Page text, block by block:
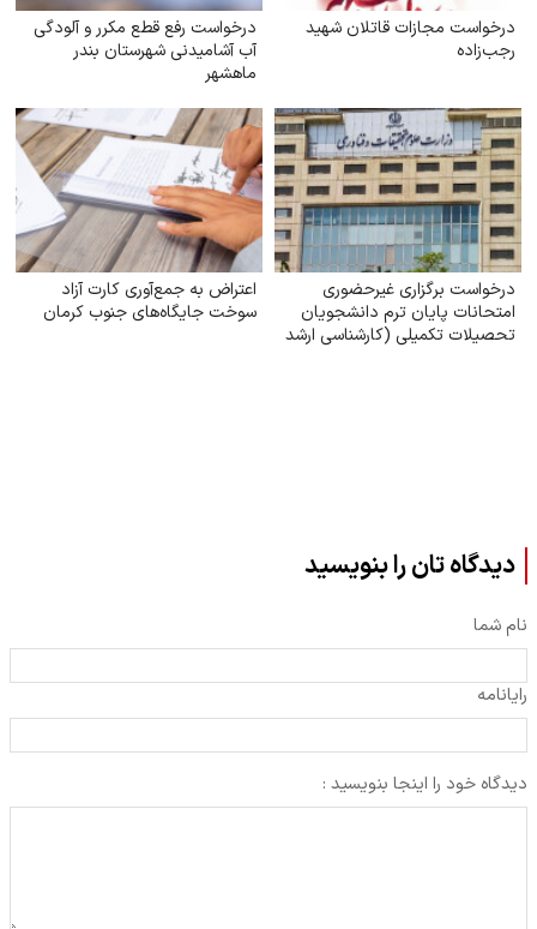
درخواست مجازات قاتلان شهید
رجب‌زاده
درخواست رفع قطع مکرر و آلودگی
آب آشامیدنی شهرستان بندر
ماهشهر
درخواست برگزاری غیرحضوری
امتحانات پایان ترم دانشجویان
تحصیلات تکمیلی (کارشناسی ارشد
اعتراض به جمع‌آوری کارت آزاد
سوخت جایگاه‌های جنوب کرمان
دیدگاه تان را بنویسید
نام شما
رایانامه
دیدگاه خود را اینجا بنویسید :